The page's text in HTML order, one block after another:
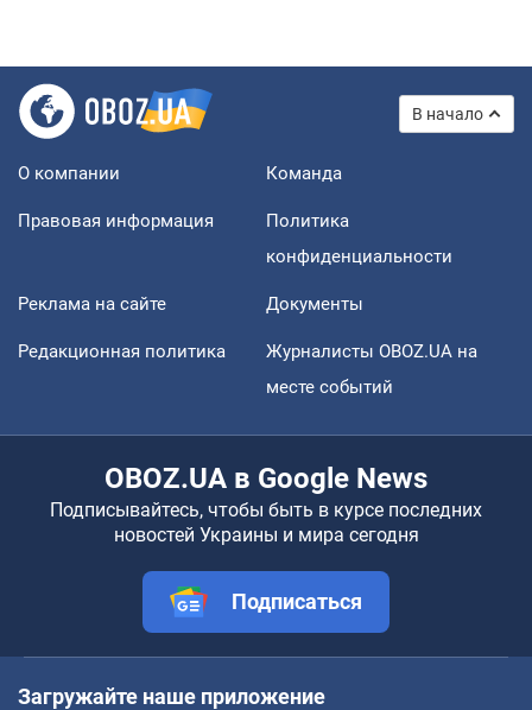
В начало
О компании Команда
Правовая информация
Политика
конфиденциальности
Реклама на сайте Документы
Редакционная политика
Журналисты OBOZ.UA на
месте событий
OBOZ.UA в Google News
Подписывайтесь, чтобы быть в курсе последних
новостей Украины и мира сегодня
Подписаться
Загружайте наше приложение